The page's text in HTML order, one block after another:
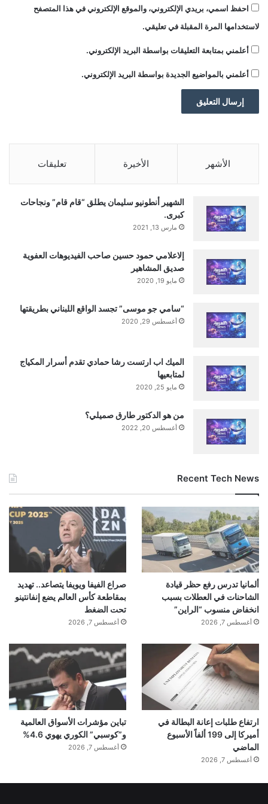
احفظ اسمي، بريدي الإلكتروني، والموقع الإلكتروني في هذا المتصفح
لاستخدامها المرة المقبلة في تعليقي.
أعلمني بمتابعة التعليقات بواسطة البريد الإلكتروني.
أعلمني بالمواضيع الجديدة بواسطة البريد الإلكتروني.
الأشهر الأخيرة تعليقات
الشهير أنطونيو سليمان يطلق “قام قام” ونجاحات
كبرى.
مارس 13, 2021
إلاعلامي حمود حسين صاحب الفيديوهات العفوية
صديق المشاهير
مايو 19, 2020
“سامي جو موسى” تجسد الواقع اللبناني بطريقتها
أغسطس 29, 2020
الميك اب ارتست رشا حمادي تقدم أسرار المكياج
لمتابعيها
مايو 25, 2020
من هو الدكتور طارق صميلي؟
أغسطس 20, 2022
Recent Tech News
ألمانيا تدرس رفع حظر قيادة
الشاحنات في العطلات بسبب
انخفاض منسوب “الراين”
أغسطس 7, 2026
صراع الفيفا ويويفا يتصاعد.. تهديد
بمقاطعة كأس العالم يضع إنفانتينو
تحت الضغط
أغسطس 7, 2026
ارتفاع طلبات إعانة البطالة في
أميركا إلى 199 ألفاً الأسبوع
الماضي
أغسطس 7, 2026
تباين مؤشرات الأسواق العالمية
و”كوسبي” الكوري يهوي 4.6%
أغسطس 7, 2026